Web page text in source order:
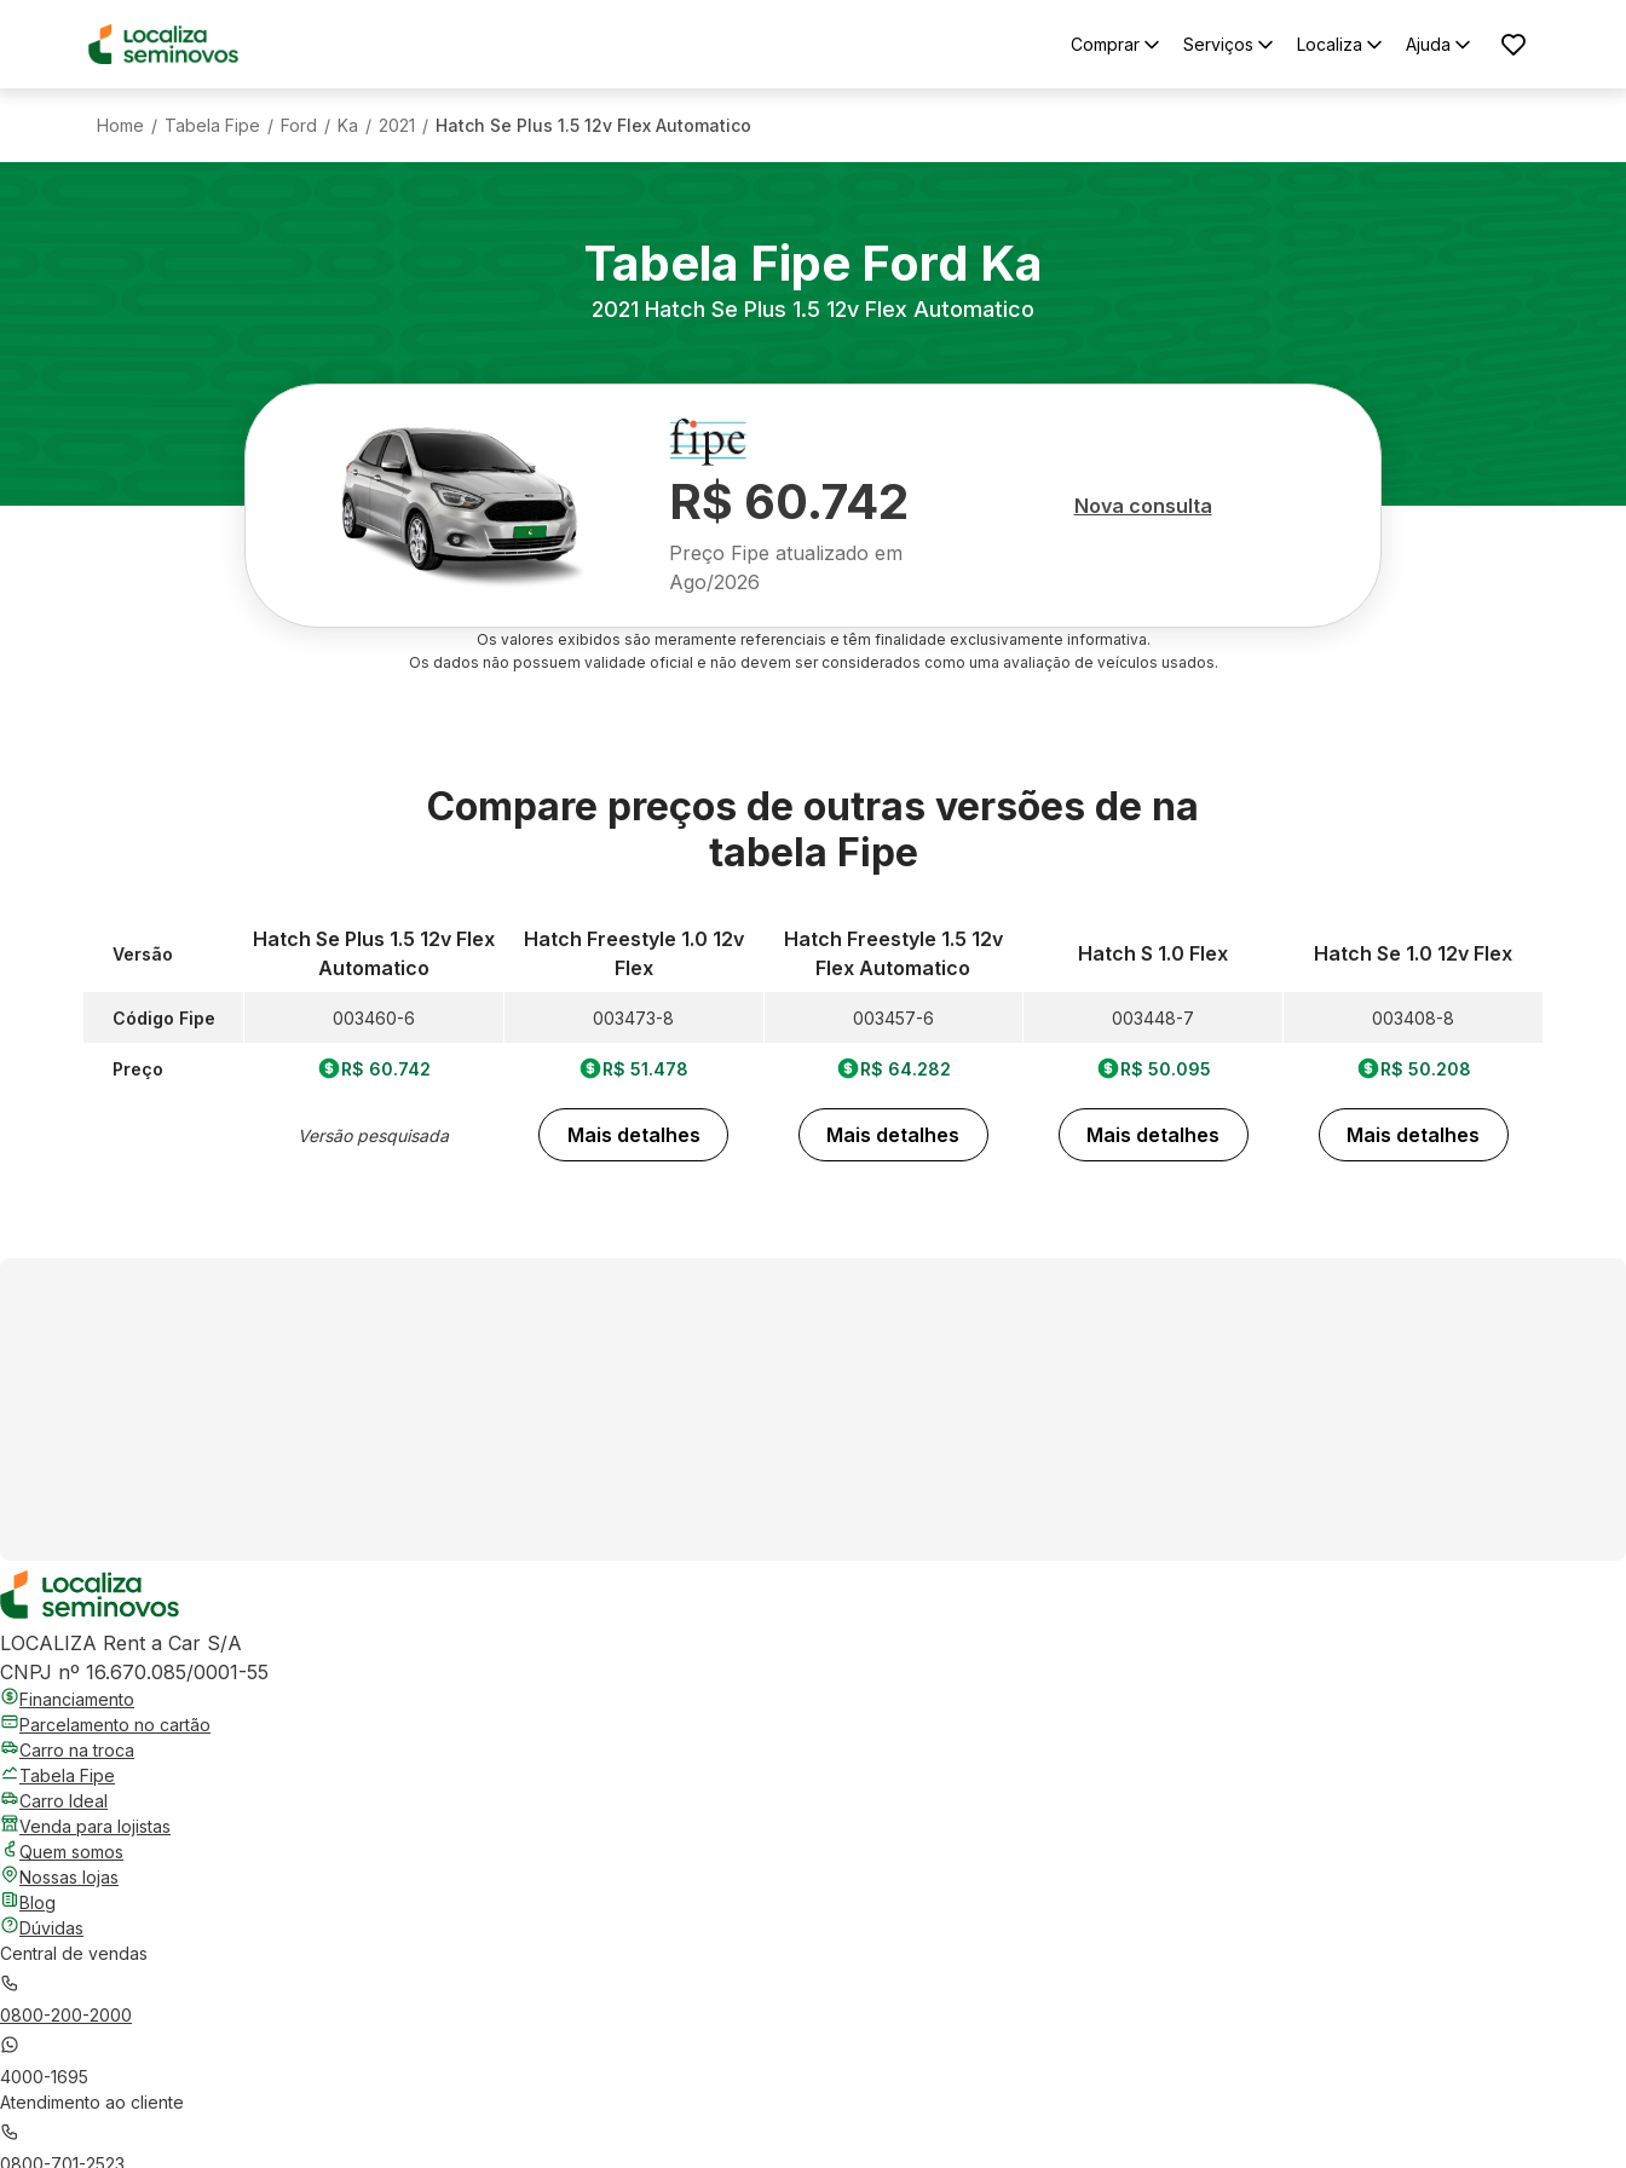
Comprar Serviços Localiza Ajuda
Home / Tabela Fipe / Ford / Ka / 2021 / Hatch Se Plus 1.5 12v Flex Automatico
Tabela Fipe Ford Ka
2021 Hatch Se Plus 1.5 12v Flex Automatico
R$ 60.742
Preço Fipe atualizado em
Ago/2026
Nova consulta
Os valores exibidos são meramente referenciais e têm finalidade exclusivamente informativa.
Os dados não possuem validade oficial e não devem ser considerados como uma avaliação de veículos usados.
Compare preços de outras versões de na
tabela Fipe
Versão
Código Fipe
Preço
Hatch Se Plus 1.5 12v Flex
Automatico
003460-6
R$ 60.742
Versão pesquisada
Hatch Freestyle 1.0 12v
Flex
003473-8
R$ 51.478
Mais detalhes
Hatch Freestyle 1.5 12v
Flex Automatico
003457-6
R$ 64.282
Mais detalhes
Hatch S 1.0 Flex
003448-7
R$ 50.095
Mais detalhes
Hatch Se 1.0 12v Flex
003408-8
R$ 50.208
Mais detalhes
LOCALIZA Rent a Car S/A
CNPJ nº 16.670.085/0001-55
Financiamento
Parcelamento no cartão
Carro na troca
Tabela Fipe
Carro Ideal
Venda para lojistas
Quem somos
Nossas lojas
Blog
Dúvidas
Central de vendas
0800-200-2000
4000-1695
Atendimento ao cliente
0800-701-2523